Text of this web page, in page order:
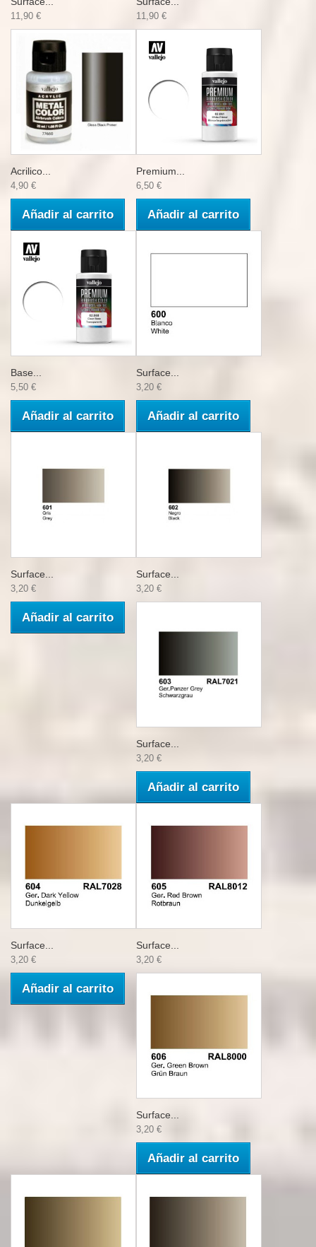
11,90 € 11,90 €
Acrilico...
4,90 €
Añadir al carrito
Premium...
6,50 €
Añadir al carrito
Base...
5,50 €
Añadir al carrito
Surface...
3,20 €
Añadir al carrito
Surface...
3,20 €
Añadir al carrito
Surface...
3,20 €
Surface...
3,20 €
Añadir al carrito
Surface...
3,20 €
Añadir al carrito
Surface...
3,20 €
Surface...
3,20 €
Añadir al carrito